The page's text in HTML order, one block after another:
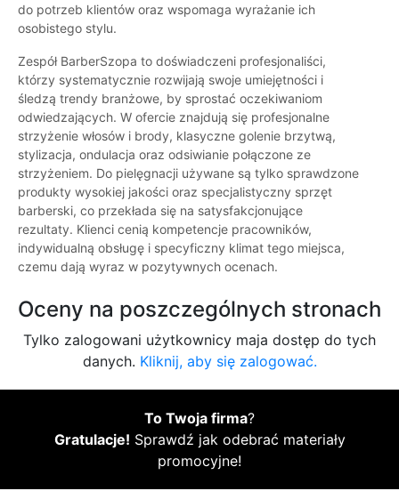
do potrzeb klientów oraz wspomaga wyrażanie ich
osobistego stylu.
Zespół BarberSzopa to doświadczeni profesjonaliści,
którzy systematycznie rozwijają swoje umiejętności i
śledzą trendy branżowe, by sprostać oczekiwaniom
odwiedzających. W ofercie znajdują się profesjonalne
strzyżenie włosów i brody, klasyczne golenie brzytwą,
stylizacja, ondulacja oraz odsiwianie połączone ze
strzyżeniem. Do pielęgnacji używane są tylko sprawdzone
produkty wysokiej jakości oraz specjalistyczny sprzęt
barberski, co przekłada się na satysfakcjonujące
rezultaty. Klienci cenią kompetencje pracowników,
indywidualną obsługę i specyficzny klimat tego miejsca,
czemu dają wyraz w pozytywnych ocenach.
Oceny na poszczególnych stronach
Tylko zalogowani użytkownicy maja dostęp do tych
danych. Kliknij, aby się zalogować.
To Twoja firma?
Gratulacje! Sprawdź jak odebrać materiały
promocyjne!